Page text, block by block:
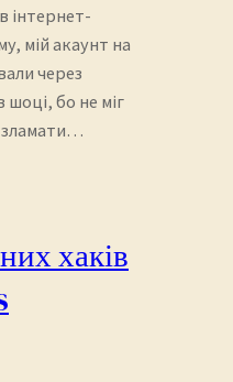
інтернет-
мій акаунт на
через
шоці, бо не міг
зламати…
хаків